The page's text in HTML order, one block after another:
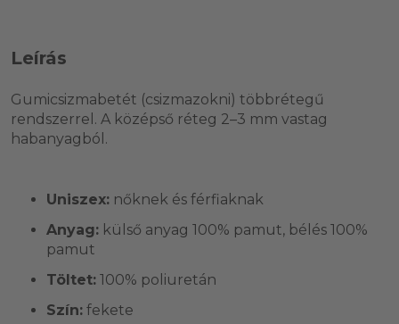
Leírás
Gumicsizmabetét (csizmazokni) többrétegű
rendszerrel. A középső réteg 2–3 mm vastag
habanyagból.
Uniszex: nőknek és férfiaknak
Anyag: külső anyag 100% pamut, bélés 100%
pamut
Töltet: 100% poliuretán
Szín: fekete